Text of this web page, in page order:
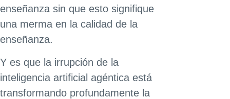
enseñanza sin que esto signifique
una merma en la calidad de la
enseñanza.
Y es que la irrupción de la
inteligencia artificial agéntica está
transformando profundamente la